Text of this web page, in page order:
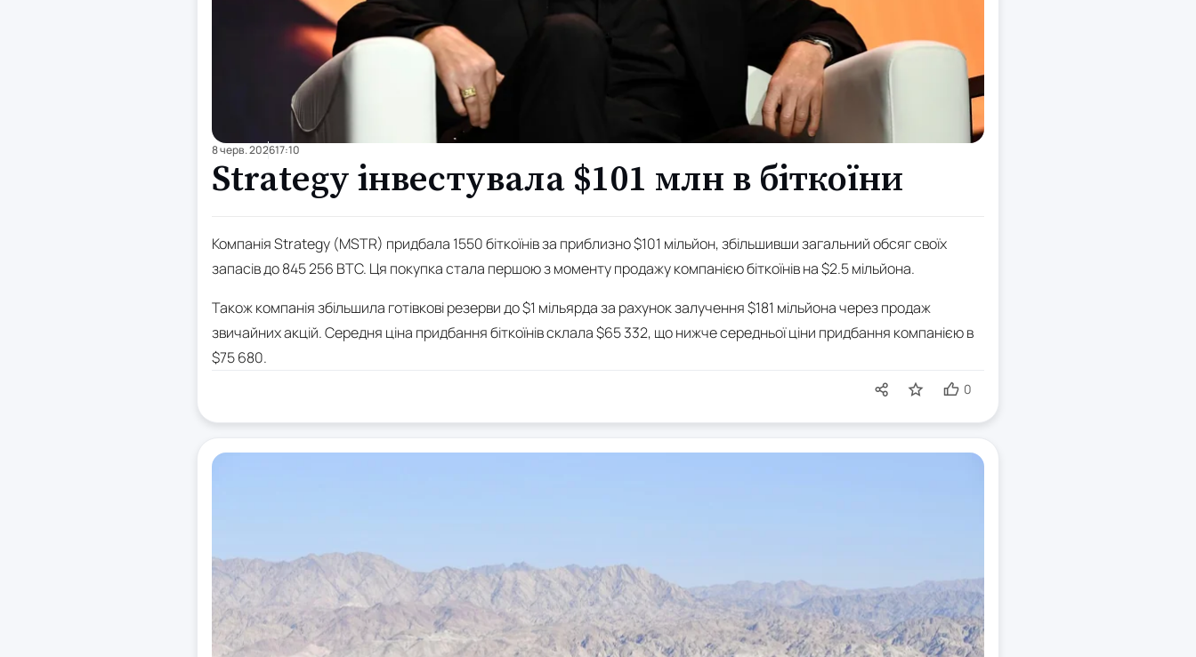
8 черв. 202617:10
Strategy інвестувала $101 млн в біткоїни
Компанія Strategy (MSTR) придбала 1550 біткоїнів за приблизно $101 мільйон, збільшивши загальний обсяг своїх
запасів до 845 256 BTC. Ця покупка стала першою з моменту продажу компанією біткоїнів на $2.5 мільйона.
Також компанія збільшила готівкові резерви до $1 мільярда за рахунок залучення $181 мільйона через продаж
звичайних акцій. Середня ціна придбання біткоїнів склала $65 332, що нижче середньої ціни придбання компанією в
$75 680.
0